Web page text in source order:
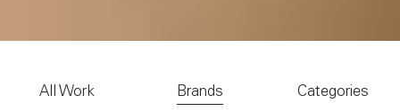
All Work Brands Categories